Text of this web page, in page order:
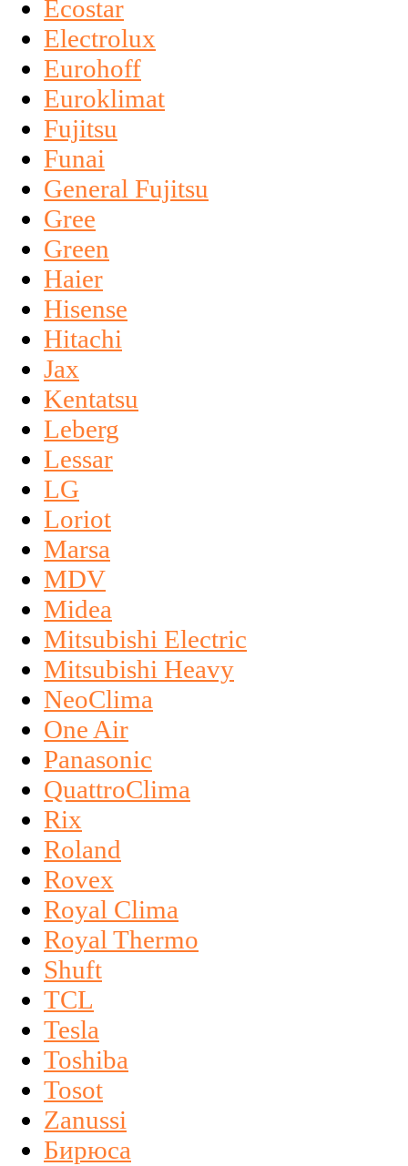
Ecostar
Electrolux
Eurohoff
Euroklimat
Fujitsu
Funai
General Fujitsu
Gree
Green
Haier
Hisense
Hitachi
Jax
Kentatsu
Leberg
Lessar
LG
Loriot
Marsa
MDV
Midea
Mitsubishi Electric
Mitsubishi Heavy
NeoClima
One Air
Panasonic
QuattroClima
Rix
Roland
Rovex
Royal Clima
Royal Thermo
Shuft
TCL
Tesla
Toshiba
Tosot
Zanussi
Бирюса